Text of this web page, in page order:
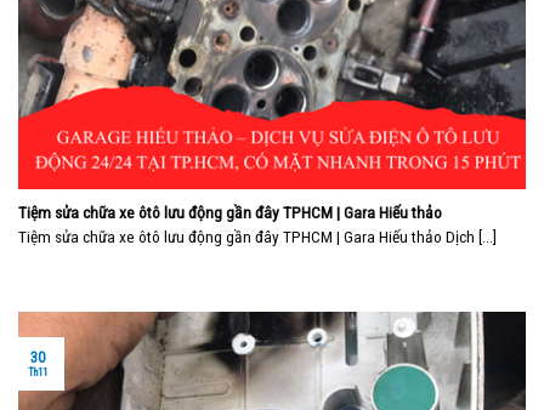
Tiệm sửa chữa xe ôtô lưu động gần đây TPHCM | Gara Hiếu thảo
Tiệm sửa chữa xe ôtô lưu động gần đây TPHCM | Gara Hiếu thảo Dịch [...]
30
Th11